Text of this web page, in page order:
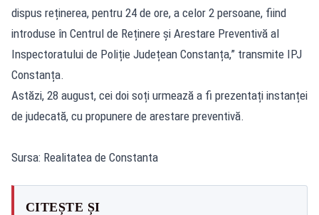
dispus reținerea, pentru 24 de ore, a celor 2 persoane, fiind
introduse în Centrul de Reținere și Arestare Preventivă al
Inspectoratului de Poliție Județean Constanța,” transmite IPJ
Constanța.
Astăzi, 28 august, cei doi soți urmează a fi prezentați instanței
de judecată, cu propunere de arestare preventivă.
Sursa: Realitatea de Constanta
CITEȘTE ȘI